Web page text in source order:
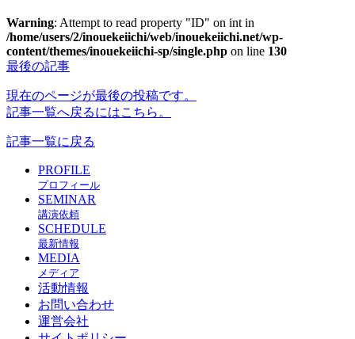
Warning: Attempt to read property "ID" on int in
/home/users/2/inouekeiichi/web/inouekeiichi.net/wp-
content/themes/inouekeiichi-sp/single.php on line 130
最後の記事
現在のページが最後の投稿です。
記事一覧へ戻るにはこちら。
記事一覧に戻る
PROFILE
プロフィール
SEMINAR
講演依頼
SCHEDULE
最新情報
MEDIA
メディア
活動情報
お問い合わせ
運営会社